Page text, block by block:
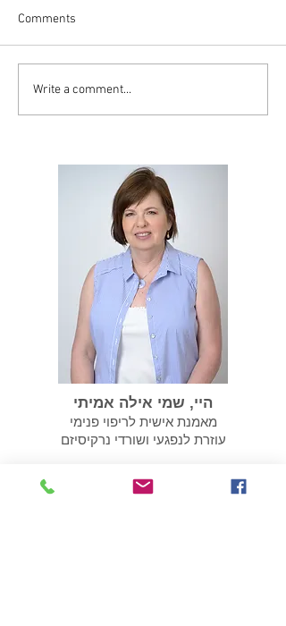
במידה ועברנו התעללות
נרקיסיסטית אנחנו צריכים
Comments
Write a comment...
היי, שמי אילה אמיתי
מאמנת אישית לריפוי פנימי
עוזרת לנפגעי ושורדי נרקיסיזם